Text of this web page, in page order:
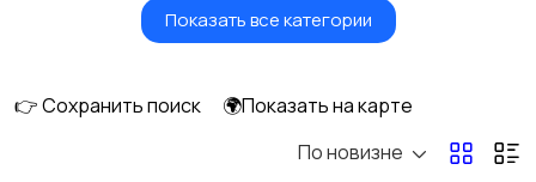
Вентиляторы Обогреватели
Кондиционеры и
Показать все категории
👉 Сохранить поиск
🌍Показать на карте
По новизне